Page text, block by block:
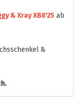
& Xray XB8'25 ab
&